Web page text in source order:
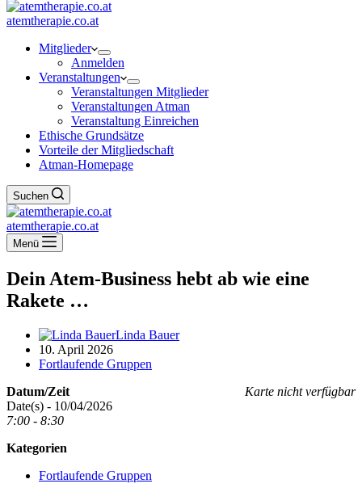
atemtherapie.co.at
Mitglieder
Anmelden
Veranstaltungen
Veranstaltungen Mitglieder
Veranstaltungen Atman
Veranstaltung Einreichen
Ethische Grundsätze
Vorteile der Mitgliedschaft
Atman-Homepage
Suchen
atemtherapie.co.at
Menü
Dein Atem-Business hebt ab wie eine
Rakete …
Linda Bauer
10. April 2026
Fortlaufende Gruppen
Karte nicht verfügbar
Datum/Zeit
Date(s) - 10/04/2026
7:00 - 8:30
Kategorien
Fortlaufende Gruppen